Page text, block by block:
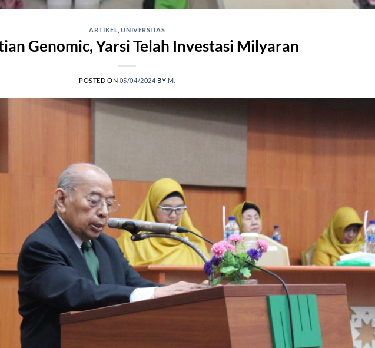
ARTIKEL ,UNIVERSITAS
Genomic, Yarsi Telah Investasi Milyaran
POSTED ON 05/04/2024 BY M.